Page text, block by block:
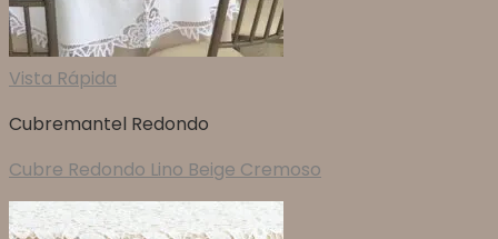
Vista Rápida
Cubremantel Redondo
Cubre Redondo Lino Beige Cremoso